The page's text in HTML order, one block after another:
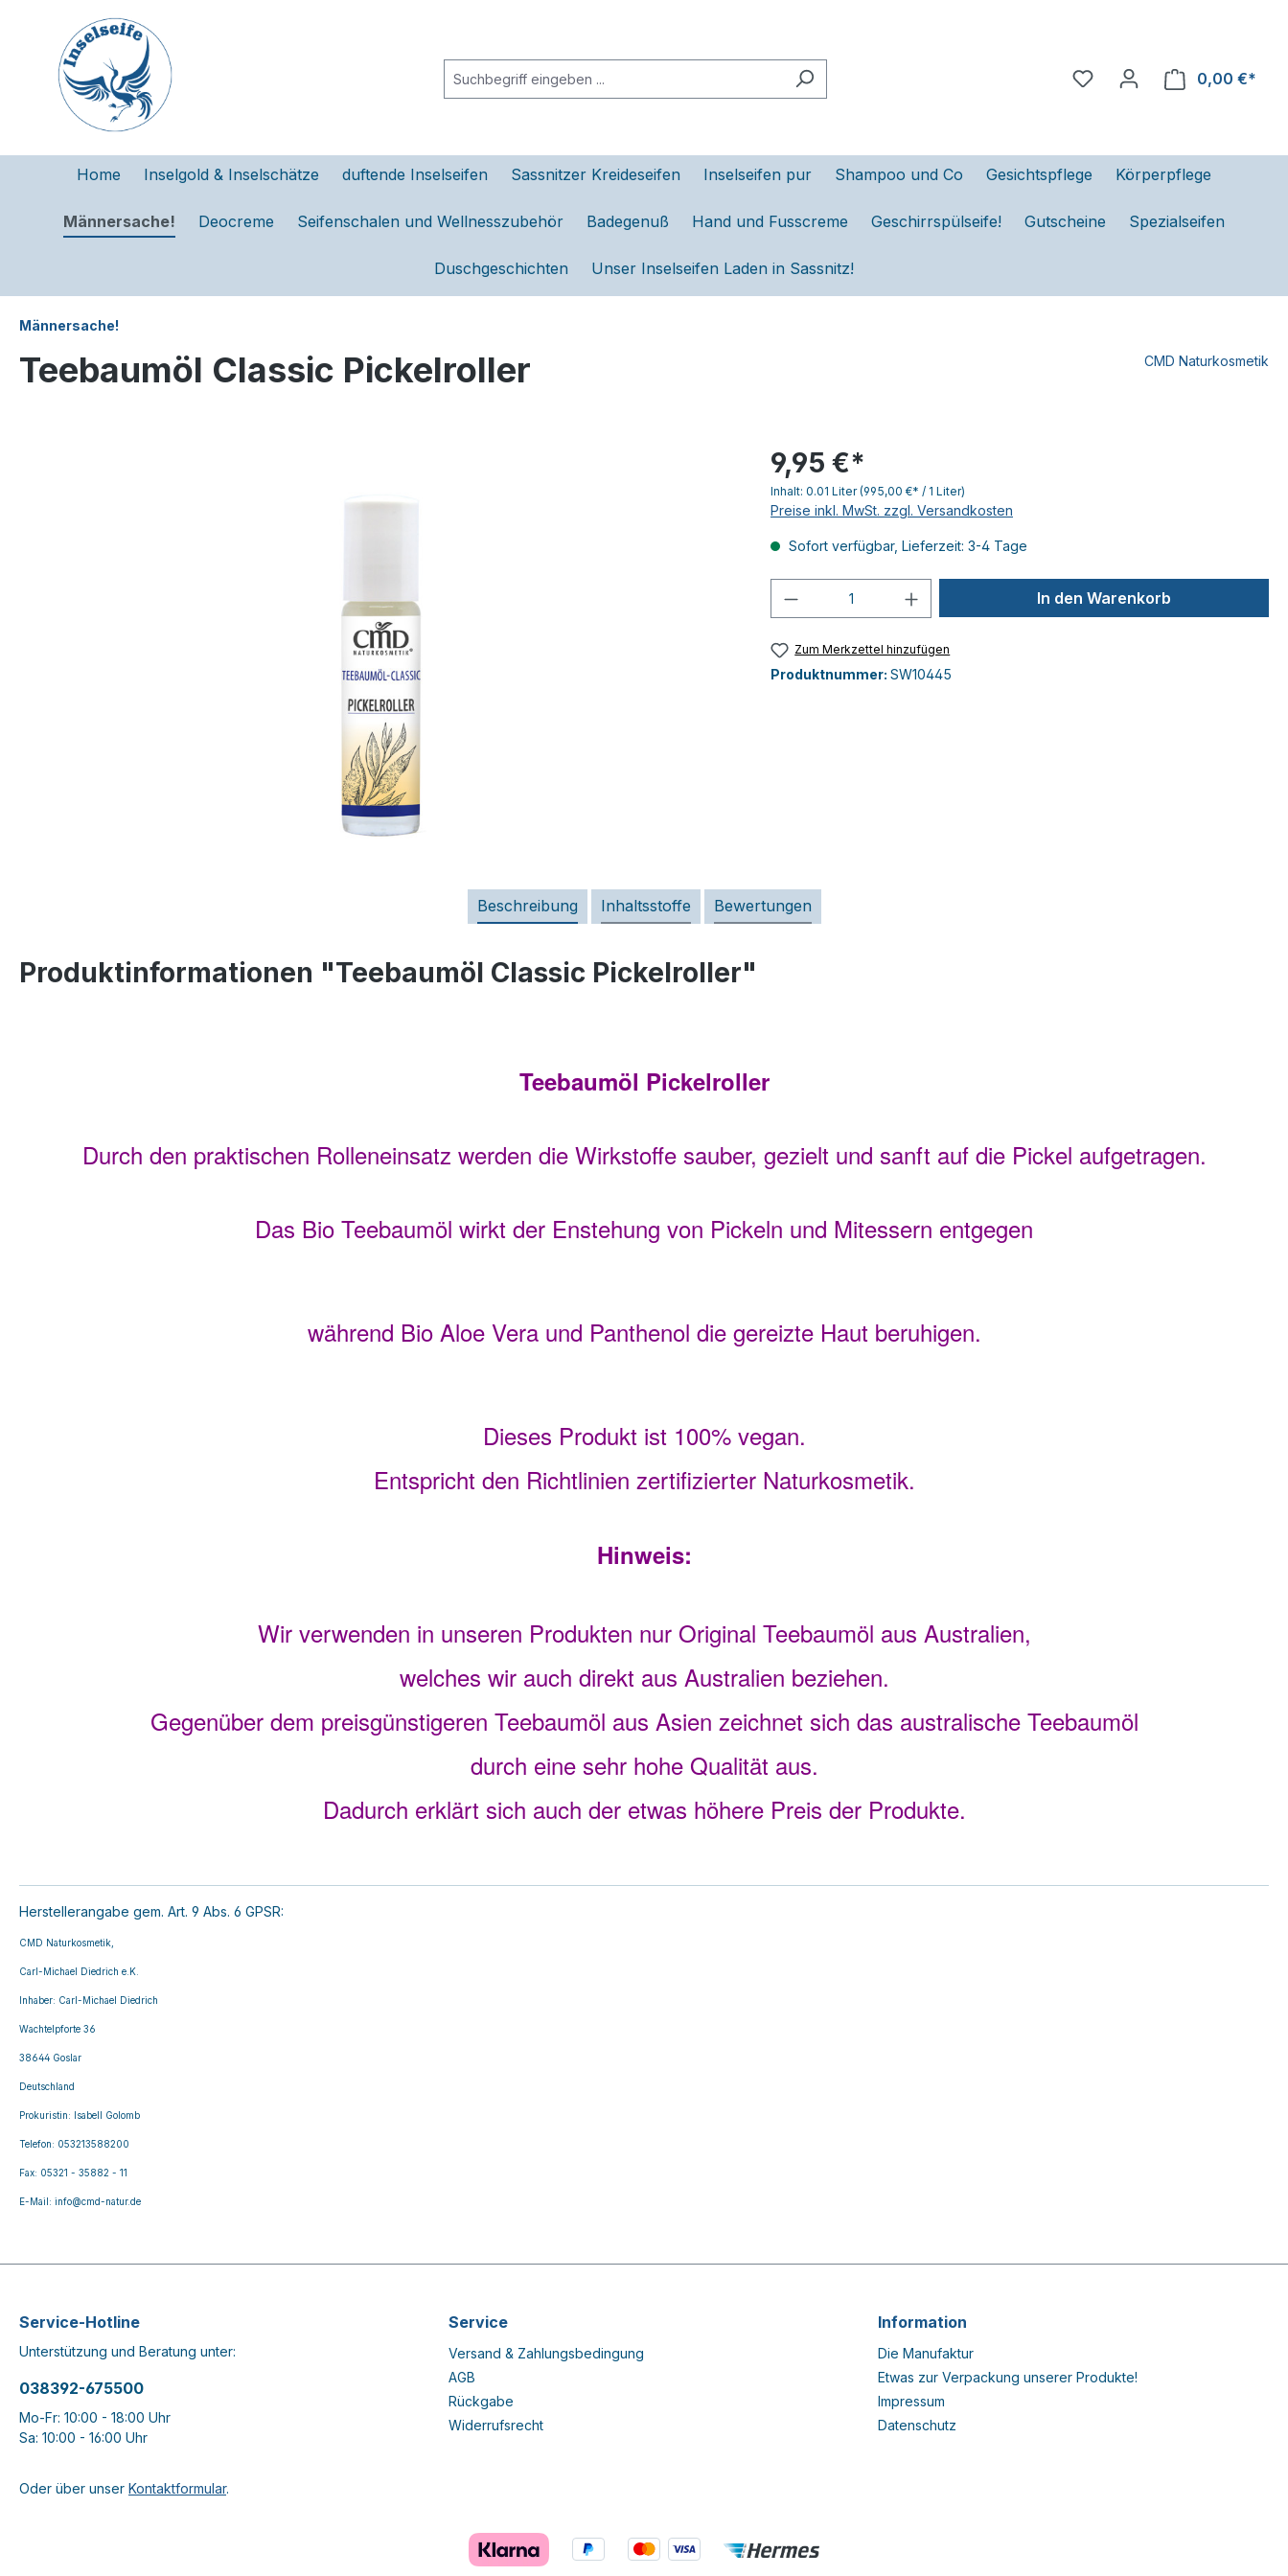
Zur Hauptnavigation springen
0,00 €*
Home Inselgold & Inselschätze duftende Inselseifen Sassnitzer Kreideseifen Inselseifen pur Shampoo und Co Gesichtspflege Körperpflege
Männersache! Deocreme Seifenschalen und Wellnesszubehör Badegenuß Hand und Fusscreme Geschirrspülseife! Gutscheine Spezialseifen
Duschgeschichten Unser Inselseifen Laden in Sassnitz!
Männersache!
Teebaumöl Classic Pickelroller CMD Naturkosmetik
9,95 €*
Inhalt: 0.01 Liter(995,00 €* / 1 Liter)
Preise inkl. MwSt. zzgl. Versandkosten
Sofort verfügbar, Lieferzeit: 3-4 Tage
Produkt Anzahl: Gib den gewünschten Wert
In den Warenkorb
Zum Merkzettel hinzufügen
Produktnummer: SW10445
Beschreibung Inhaltsstoffe Bewertungen
Produktinformationen "Teebaumöl Classic Pickelroller"
Teebaumöl Pickelroller
Durch den praktischen Rolleneinsatz werden die Wirkstoffe sauber, gezielt und sanft auf die Pickel aufgetragen.
Das Bio Teebaumöl wirkt der Enstehung von Pickeln und Mitessern entgegen
während Bio Aloe Vera und Panthenol die gereizte Haut beruhigen.
Dieses Produkt ist 100% vegan.
Entspricht den Richtlinien zertifizierter Naturkosmetik.
Hinweis:
Wir verwenden in unseren Produkten nur Original Teebaumöl aus Australien,
welches wir auch direkt aus Australien beziehen.
Gegenüber dem preisgünstigeren Teebaumöl aus Asien zeichnet sich das australische Teebaumöl
durch eine sehr hohe Qualität aus.
Dadurch erklärt sich auch der etwas höhere Preis der Produkte.
Herstellerangabe gem. Art. 9 Abs. 6 GPSR:
CMD Naturkosmetik,
Carl-Michael Diedrich e.K.
nhaber: Carl-Michael Diedrich
Wachtelpforte 36
38644 Goslar
Deutschland
Prokuristin: Isabell Golomb
Telefon: 053213588200
Fax: 05321 - 35882 - 11
E-Mail: info@cmd-natur.de
Service-Hotline
Unterstützung und Beratung unter:
038392-675500
Mo-Fr: 10:00 - 18:00 Uhr
Sa: 10:00 - 16:00 Uhr
Oder über unser Kontaktformular.
Service
Versand & Zahlungsbedingung
AGB
Rückgabe
Widerrufsrecht
Information
Die Manufaktur
Etwas zur Verpackung unserer Produkte!
Impressum
Datenschutz